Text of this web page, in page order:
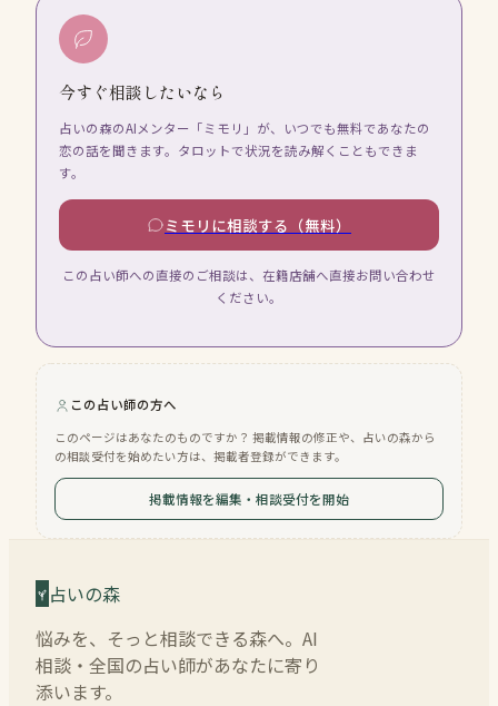
今すぐ相談したいなら
占いの森のAIメンター「ミモリ」が、いつでも無料であなたの
恋の話を聞きます。タロットで状況を読み解くこともできま
す。
ミモリに相談する（無料）
この占い師への直接のご相談は、在籍店舗へ直接お問い合わせ
ください。
この占い師の方へ
このページはあなたのものですか？ 掲載情報の修正や、占いの森から
の相談受付を始めたい方は、掲載者登録ができます。
掲載情報を編集・相談受付を開始
占いの森
悩みを、そっと相談できる森へ。AI
相談・全国の占い師があなたに寄り
添います。